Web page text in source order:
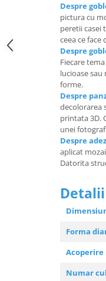
Despre
pictura cu
peretii casei
ceea ce
Despre
Fiecare
lucioase
forme.
Despre
decolorarea
printata 3D.
unei
Despre
aplicat
Datorita
Forma
Acoperire
Numar